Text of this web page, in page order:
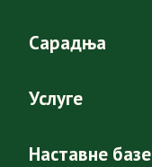
Сарадња
Услуге
Наставне базе